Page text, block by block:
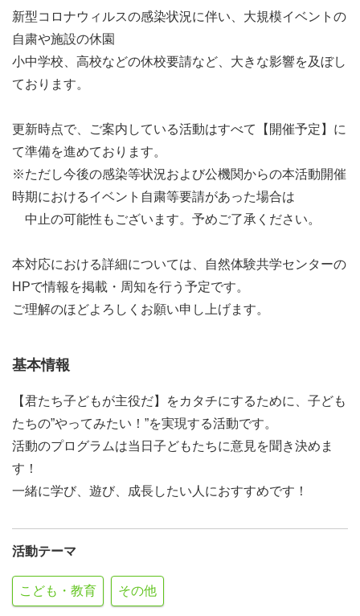
新型コロナウィルスの感染状況に伴い、大規模イベントの
自粛や施設の休園
小中学校、高校などの休校要請など、大きな影響を及ぼし
ております。
更新時点で、ご案内している活動はすべて【開催予定】に
て準備を進めております。
※ただし今後の感染等状況および公機関からの本活動開催
時期におけるイベント自粛等要請があった場合は
中止の可能性もございます。予めご了承ください。
本対応における詳細については、自然体験共学センターの
HPで情報を掲載・周知を行う予定です。
ご理解のほどよろしくお願い申し上げます。
基本情報
【君たち子どもが主役だ】をカタチにするために、子ども
たちの”やってみたい！”を実現する活動です。
活動のプログラムは当日子どもたちに意見を聞き決めま
す！
一緒に学び、遊び、成長したい人におすすめです！
活動テーマ
こども・教育 その他